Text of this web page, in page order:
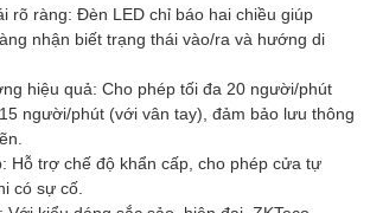
rõ ràng: Đèn LED chỉ báo hai chiều giúp
nhận biết trạng thái vào/ra và hướng di
hiệu quả: Cho phép tối đa 20 người/phút
người/phút (với vân tay), đảm bảo lưu thông
Hỗ trợ chế độ khẩn cấp, cho phép cửa tự
có sự cố.